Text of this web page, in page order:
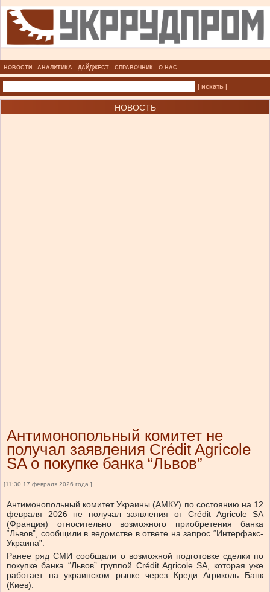
НОВОСТИ АНАЛИТИКА ДАЙДЖЕСТ СПРАВОЧНИК О НАС
| искать |
НОВОСТЬ
Антимонопольный комитет не
получал заявления Crédit Agricole
SA о покупке банка “Львов”
[11:30 17 февраля 2026 года ]
Антимонопольный комитет Украины (АМКУ) по состоянию на 12
февраля 2026 не получал заявления от Crédit Agricole SA
(Франция) относительно возможного приобретения банка
“Львов”, сообщили в ведомстве в ответе на запрос “Интерфакс-
Украина”.
Ранее ряд СМИ сообщали о возможной подготовке сделки по
покупке банка “Львов” группой Crédit Agricole SA, которая уже
работает на украинском рынке через Креди Агриколь Банк
(Киев).